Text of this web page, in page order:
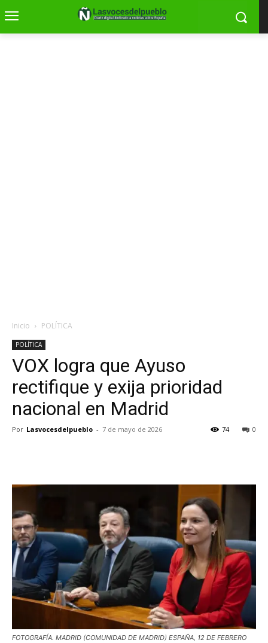
Inicio POLÍTICA
POLÍTICA
VOX logra que Ayuso
rectifique y exija prioridad
nacional en Madrid
Por Lasvocesdelpueblo - 7 de mayo de 2026 0
74
FOTOGRAFÍA. MADRID (COMUNIDAD DE MADRID) ESPAÑA, 12 DE FEBRERO